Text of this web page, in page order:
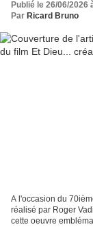
Publié le 26/06/2026
Par Ricard Bruno
A l'occasion du
réalisé par Roger
cette oeuvre